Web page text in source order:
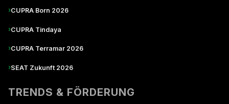
›CUPRA Born 2026
›CUPRA Tindaya
›CUPRA Terramar 2026
›SEAT Zukunft 2026
TRENDS & FÖRDERUNG